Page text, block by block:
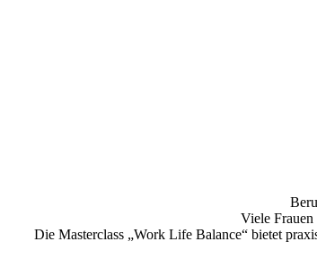
Viele Frauen
Die Masterclass „Work Life Balance“ bietet